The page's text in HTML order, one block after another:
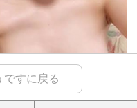
ですに戻る